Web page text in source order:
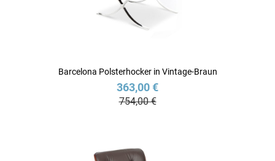
Barcelona Polsterhocker in Vintage-Braun
363,00 €
754,00 €